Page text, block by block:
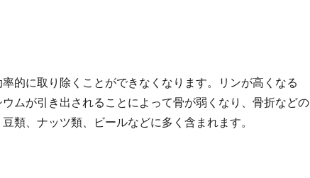
的に取り除くことができなくなります。リンが高くなる
ムが引き出されることによって骨が弱くなり、骨折などの
類、ナッツ類、ビールなどに多く含まれます。